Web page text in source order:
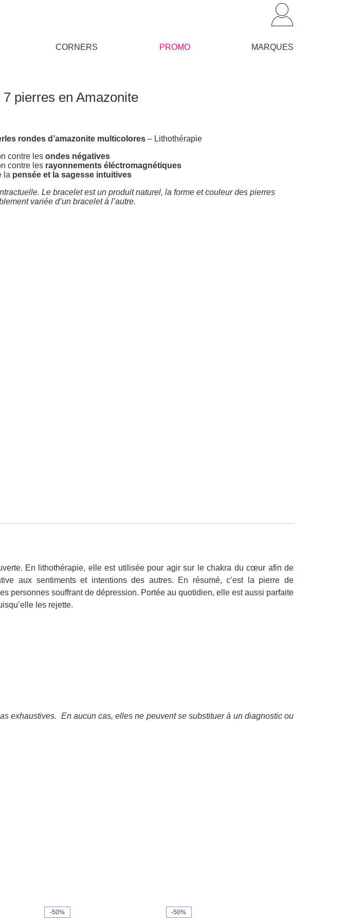
CORNERS PROMO MARQUES
7 pierres en Amazonite
rondes d’amazonite multicolores – Lithothérapie
contre les ondes négatives
contre les rayonnements éléctromagnétiques
la pensée et la sagesse intuitives
Le bracelet est un produit naturel, la forme et couleur des pierres
variée d’un bracelet à l’autre.
En lithothérapie, elle est utilisée pour agir sur le chakra du cœur afin de
aux sentiments et intentions des autres. En résumé, c’est la pierre de
personnes souffrant de dépression. Portée au quotidien, elle est aussi parfaite
les rejette.
exhaustives. En aucun cas, elles ne peuvent se substituer à un diagnostic ou
-50% -50%